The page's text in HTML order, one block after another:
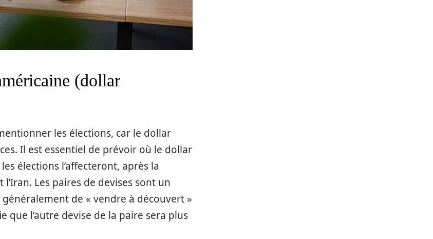
(dollar
les élections, car le dollar
Il est essentiel de prévoir où le dollar
élections l’affecteront, après la
Les paires de devises sont un
de « vendre à découvert »
que l’autre devise de la paire sera plus